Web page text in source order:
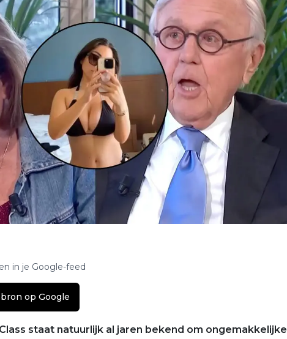
in je Google-feed
op Google
staat natuurlijk al jaren bekend om ongemakkelijke